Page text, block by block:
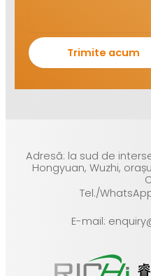
Adresă: la sud de
Hongyuan, Wuzhi,
Tel./
E-mail: